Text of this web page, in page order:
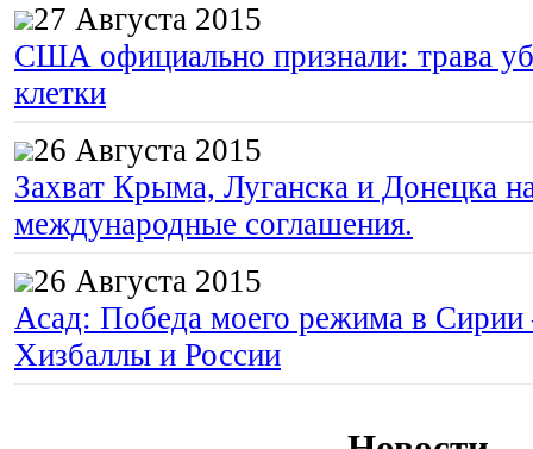
27 Августа 2015
США официально признали: трава
клетки
26 Августа 2015
Захват Крыма, Луганска и Донецка
международные соглашения.
26 Августа 2015
Асад: Победа моего режима в
Хизбаллы и России